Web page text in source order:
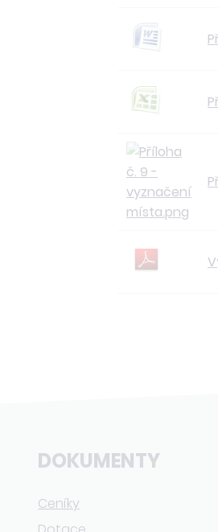
DOKUMENTY
Ceníky